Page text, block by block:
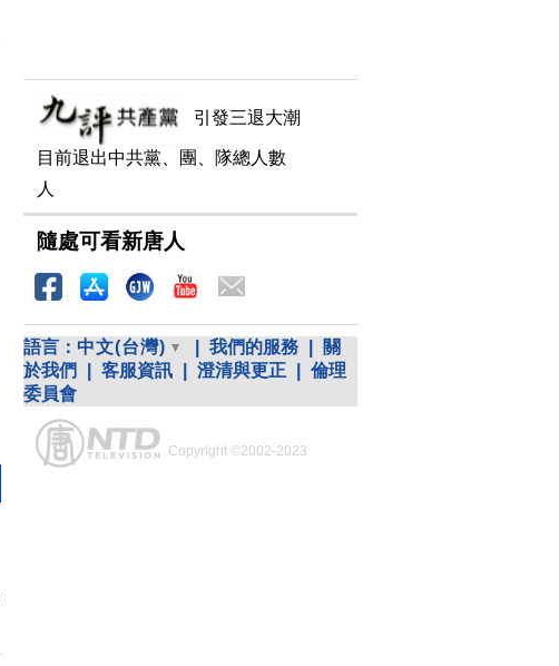
引發三退大潮
目前退出中共黨、團、隊總人數
人
隨處可看新唐人
語言： 中文(台灣) 我們的服務
關
於我們
客服資訊 澄清與更正
倫理
委員會
Copyright ©2002-2023